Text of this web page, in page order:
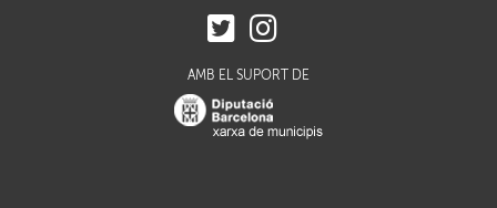
AMB EL SUPORT DE